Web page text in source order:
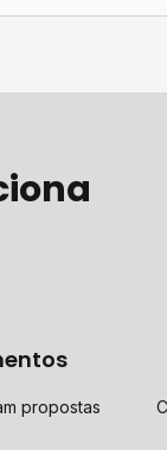
propostas